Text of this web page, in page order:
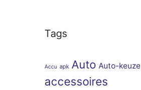
Tags
Accu apk Auto Auto-keuze
accessoires